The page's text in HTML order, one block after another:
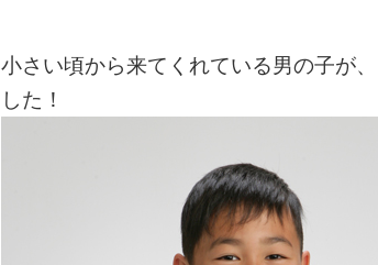
小さい頃から来てくれている男の子が
した！